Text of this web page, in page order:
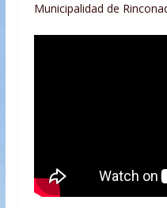
Municipalidad de